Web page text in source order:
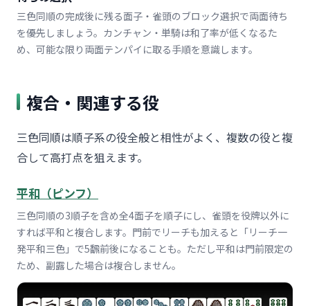
三色同順の完成後に残る面子・雀頭のブロック選択で両面待ち
を優先しましょう。カンチャン・単騎は和了率が低くなるた
め、可能な限り両面テンパイに取る手順を意識します。
複合・関連する役
三色同順は順子系の役全般と相性がよく、複数の役と複
合して高打点を狙えます。
平和（ピンフ）
三色同順の3順子を含め全4面子を順子にし、雀頭を役牌以外に
すれば平和と複合します。門前でリーチも加えると「リーチ一
発平和三色」で5飜前後になることも。ただし平和は門前限定の
ため、副露した場合は複合しません。